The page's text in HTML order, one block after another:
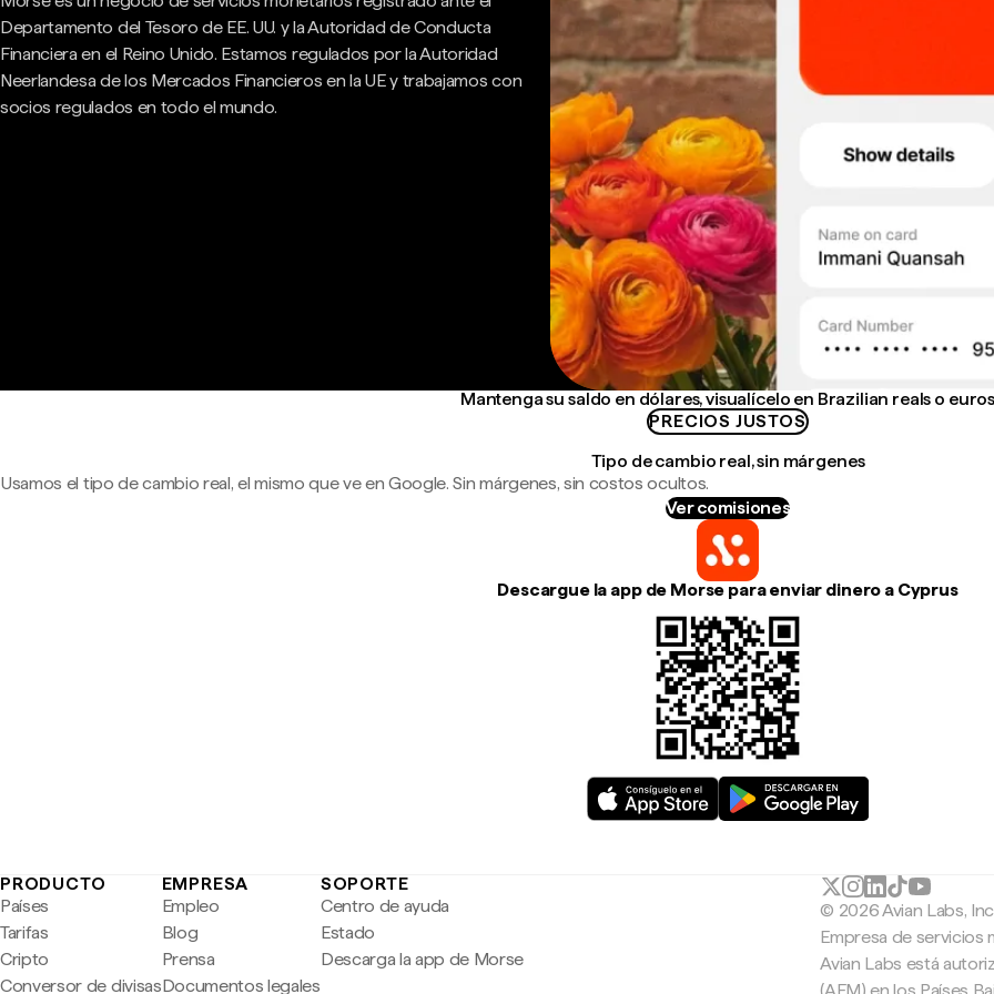
Departamento del Tesoro de EE. UU. y la Autoridad de Conducta
Financiera en el Reino Unido. Estamos regulados por la Autoridad
Neerlandesa de los Mercados Financieros en la UE y trabajamos con
socios regulados en todo el mundo.
Mantenga su saldo en dólares, visualícelo en Brazilian reals o
PRECIOS JUSTOS
Tipo de cambio real, sin márgenes
Usamos el tipo de cambio real, el mismo que ve en Google. Sin márgenes, sin costos ocultos.
Ver comisiones
Descargue la app de Morse para enviar dinero a Cyprus
PRODUCTO
Países
Tarifas
Cripto
Conversor de divisas
EMPRESA
Empleo
Blog
Prensa
Documentos legales
SOPORTE
Centro de ayuda
Estado
Descarga la app de Morse
© 2026 Avian Labs, Inc
Empresa de servicios
Avian Labs está